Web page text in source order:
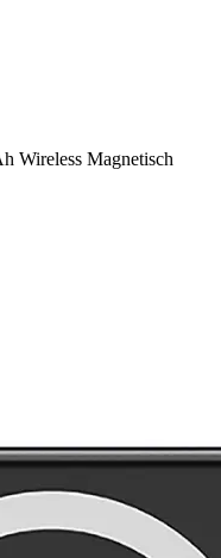
Wireless Magnetisch